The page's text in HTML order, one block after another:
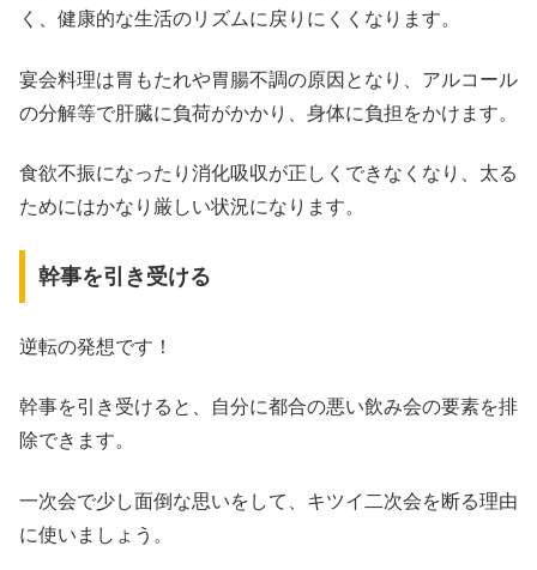
く、健康的な生活のリズムに戻りにくくなります。
宴会料理は胃もたれや胃腸不調の原因となり、アルコール
の分解等で肝臓に負荷がかかり、身体に負担をかけます。
食欲不振になったり消化吸収が正しくできなくなり、太る
ためにはかなり厳しい状況になります。
幹事を引き受ける
逆転の発想です！
幹事を引き受けると、自分に都合の悪い飲み会の要素を排
除できます。
一次会で少し面倒な思いをして、キツイ二次会を断る理由
に使いましょう。